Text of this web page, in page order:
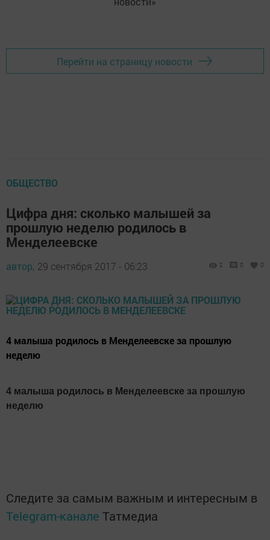
Перейти на страницу новости
ОБЩЕСТВО
Цифра дня: сколько малышей за
прошлую неделю родилось в
Менделеевске
автор, 29 сентября 2017 - 06:23 2 0 0
4 малыша родилось в Менделеевске за прошлую
неделю
4 малыша родилось в Менделеевске за прошлую
неделю
Следите за самым важным и интересным в
Telegram-канале Татмедиа